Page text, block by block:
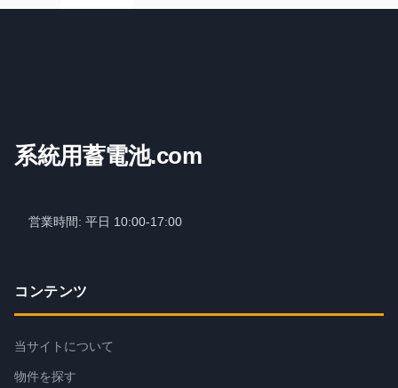
系統用蓄電池.com
営業時間: 平日 10:00-17:00
コンテンツ
当サイトについて
物件を探す